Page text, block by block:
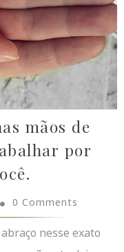
mãos de
por
0 Comments
nesse exato